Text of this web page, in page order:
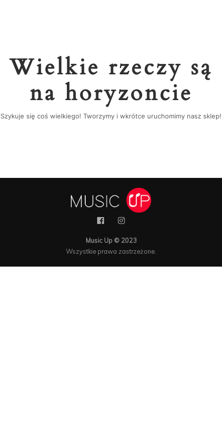
Wielkie rzeczy są
na horyzoncie
Szykuje się coś wielkiego! Tworzymy i wkrótce uruchomimy nasz sklep!
Music Up © 2023
Wszystkie prawa zastrzeżone.